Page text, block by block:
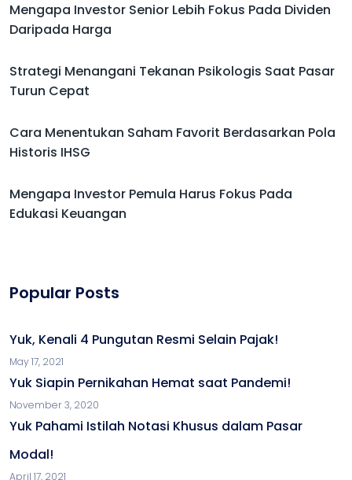
Mengapa Investor Senior Lebih Fokus Pada Dividen
Daripada Harga
Strategi Menangani Tekanan Psikologis Saat Pasar
Turun Cepat
Cara Menentukan Saham Favorit Berdasarkan Pola
Historis IHSG
Mengapa Investor Pemula Harus Fokus Pada
Edukasi Keuangan
Popular Posts
Yuk, Kenali 4 Pungutan Resmi Selain Pajak!
May 17, 2021
Yuk Siapin Pernikahan Hemat saat Pandemi!
November 3, 2020
Yuk Pahami Istilah Notasi Khusus dalam Pasar
Modal!
April 17, 2021